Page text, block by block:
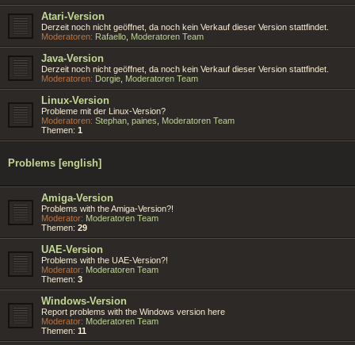
Atari-Version
Derzeit noch nicht geöffnet, da noch kein Verkauf dieser Version stattfindet.
Moderatoren: Rafaello Moderatoren Team
Java-Version
Derzeit noch nicht geöffnet, da noch kein Verkauf dieser Version stattfindet.
Moderatoren: Dorgie Moderatoren Team
Linux-Version
Probleme mit der Linux-Version?
Moderatoren: Stephan paines
Moderatoren Team
Themen: 1
Problems [english]
Amiga-Version
Problems with the Amiga-Version?!
Moderator: Moderatoren Team
Themen: 29
UAE-Version
Problems with the UAE-Version?!
Moderator: Moderatoren Team
Themen: 3
Windows-Version
Report problems with the Windows version here
Moderator: Moderatoren Team
Themen: 11